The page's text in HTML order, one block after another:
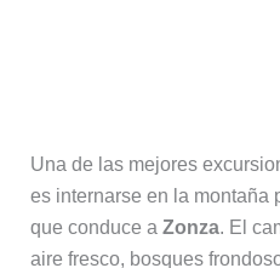
Una de las mejores
es internarse en la montaña
que conduce a Zonza. El
aire fresco, bosques